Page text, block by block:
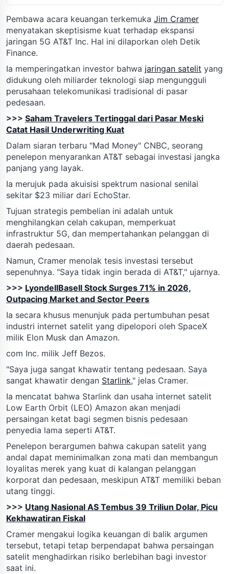
Pembawa acara keuangan terkemuka Jim Cramer
menyatakan skeptisisme kuat terhadap ekspansi
jaringan 5G AT&T Inc. Hal ini dilaporkan oleh Detik
Finance.
Ia memperingatkan investor bahwa jaringan satelit yang
didukung oleh miliarder teknologi siap mengungguli
perusahaan telekomunikasi tradisional di pasar
pedesaan.
>>> Saham Travelers Tertinggal dari Pasar Meski
Catat Hasil Underwriting Kuat
Dalam siaran terbaru "Mad Money" CNBC, seorang
penelepon menyarankan AT&T sebagai investasi jangka
panjang yang layak.
Ia merujuk pada akuisisi spektrum nasional senilai
sekitar $23 miliar dari EchoStar.
Tujuan strategis pembelian ini adalah untuk
menghilangkan celah cakupan, memperkuat
infrastruktur 5G, dan mempertahankan pelanggan di
daerah pedesaan.
Namun, Cramer menolak tesis investasi tersebut
sepenuhnya. "Saya tidak ingin berada di AT&T," ujarnya.
>>> LyondellBasell Stock Surges 71% in 2026,
Outpacing Market and Sector Peers
Ia secara khusus menunjuk pada pertumbuhan pesat
industri internet satelit yang dipelopori oleh SpaceX
milik Elon Musk dan Amazon.
com Inc. milik Jeff Bezos.
"Saya juga sangat khawatir tentang pedesaan. Saya
sangat khawatir dengan Starlink," jelas Cramer.
Ia mencatat bahwa Starlink dan usaha internet satelit
Low Earth Orbit (LEO) Amazon akan menjadi
persaingan ketat bagi segmen bisnis pedesaan
penyedia lama seperti AT&T.
Penelepon berargumen bahwa cakupan satelit yang
andal dapat meminimalkan zona mati dan membangun
loyalitas merek yang kuat di kalangan pelanggan
korporat dan pedesaan, meskipun AT&T memiliki beban
utang tinggi.
>>> Utang Nasional AS Tembus 39 Triliun Dolar, Picu
Kekhawatiran Fiskal
Cramer mengakui logika keuangan di balik argumen
tersebut, tetapi tetap berpendapat bahwa persaingan
satelit menghadirkan risiko berlebihan bagi investor
saat ini.